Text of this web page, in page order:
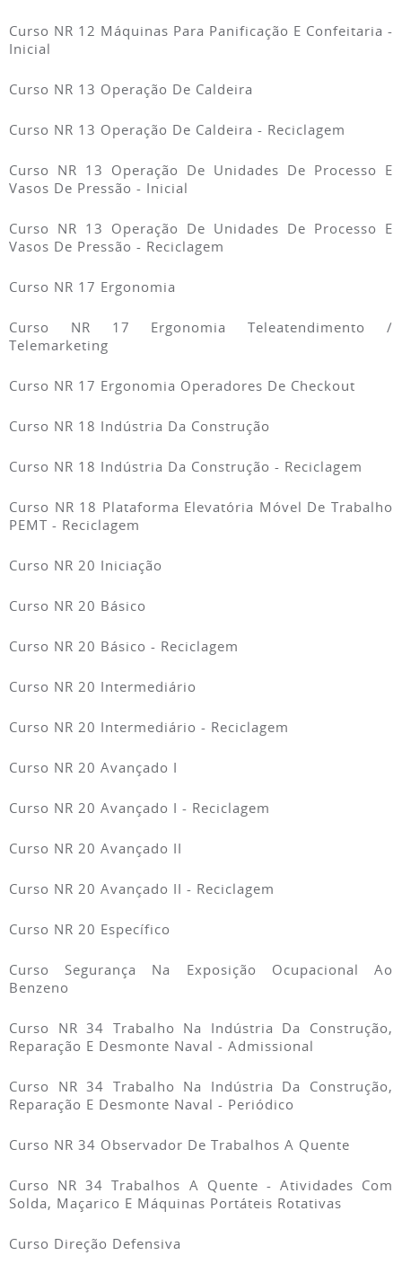
Curso NR 12 Máquinas Para Panificação E Confeitaria -
Inicial
Curso NR 13 Operação De Caldeira
Curso NR 13 Operação De Caldeira - Reciclagem
Curso NR 13 Operação De Unidades De Processo E
Vasos De Pressão - Inicial
Curso NR 13 Operação De Unidades De Processo E
Vasos De Pressão - Reciclagem
Curso NR 17 Ergonomia
Curso NR 17 Ergonomia Teleatendimento /
Telemarketing
Curso NR 17 Ergonomia Operadores De Checkout
Curso NR 18 Indústria Da Construção
Curso NR 18 Indústria Da Construção - Reciclagem
Curso NR 18 Plataforma Elevatória Móvel De Trabalho
PEMT - Reciclagem
Curso NR 20 Iniciação
Curso NR 20 Básico
Curso NR 20 Básico - Reciclagem
Curso NR 20 Intermediário
Curso NR 20 Intermediário - Reciclagem
Curso NR 20 Avançado I
Curso NR 20 Avançado I - Reciclagem
Curso NR 20 Avançado II
Curso NR 20 Avançado II - Reciclagem
Curso NR 20 Específico
Curso Segurança Na Exposição Ocupacional Ao
Benzeno
Curso NR 34 Trabalho Na Indústria Da Construção,
Reparação E Desmonte Naval - Admissional
Curso NR 34 Trabalho Na Indústria Da Construção,
Reparação E Desmonte Naval - Periódico
Curso NR 34 Observador De Trabalhos A Quente
Curso NR 34 Trabalhos A Quente - Atividades Com
Solda, Maçarico E Máquinas Portáteis Rotativas
Curso Direção Defensiva